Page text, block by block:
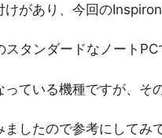
けがあり、今回の
タンダードなノートPC
っている機種ですが、そ
ましたので参考にしてみ